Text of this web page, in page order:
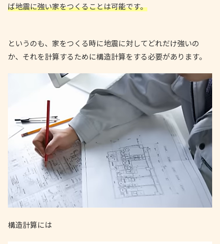
ば地震に強い家をつくることは可能です。
というのも、家をつくる時に地震に対してどれだけ強いの
か、それを計算するために構造計算をする必要があります。
構造計算には